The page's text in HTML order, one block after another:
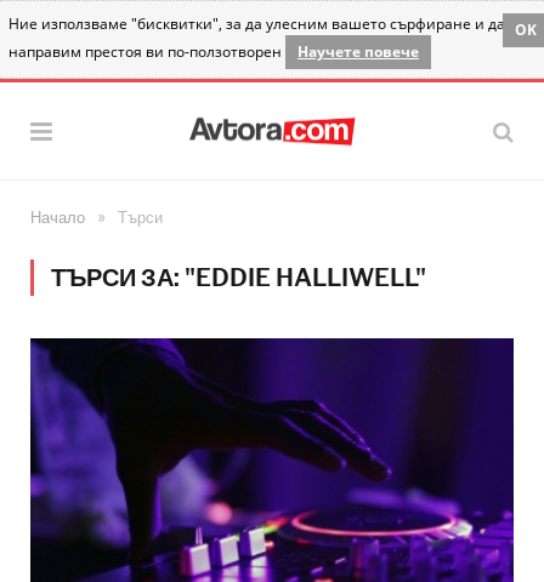
Ние използваме "бисквитки", за да улесним вашето сърфиране и да
направим престоя ви по-ползотворен
Научете повече
OK
Начало » Търси
ТЪРСИ ЗА: "EDDIE HALLIWELL"